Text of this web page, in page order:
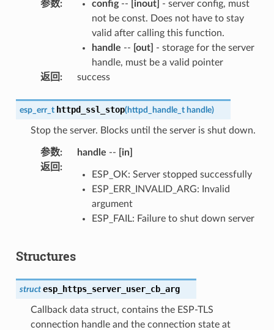
参数: config-- [inout]
- server config, must
not be const. Does not have to stay
valid after calling this function.
handle -- [out]
- storage for the server
handle, must be a valid pointer
返回 : success
esp_err_t httpd_ssl_stop(httpd_handle_t handle)
Stop the server. Blocks until the server is shut down.
参数: handle --
[in]
返回 :
ESP_OK: Server stopped successfully
ESP_ERR_INVALID_ARG: Invalid
argument
ESP_FAIL: Failure to shut down server
Structures
struct esp_https_server_user_cb_arg
Callback data struct, contains the ESP-TLS
connection handle and the connection state at